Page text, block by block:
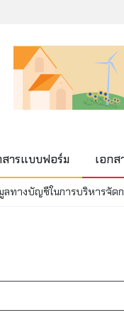
สารแบบฟอร์ม เอกส
ลทางบัญชีในการบริหารจัด